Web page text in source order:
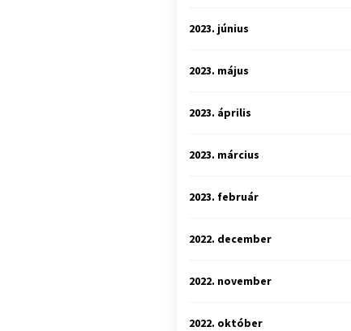
2023. június
2023. május
2023. április
2023. március
2023. február
2022. december
2022. november
2022. október